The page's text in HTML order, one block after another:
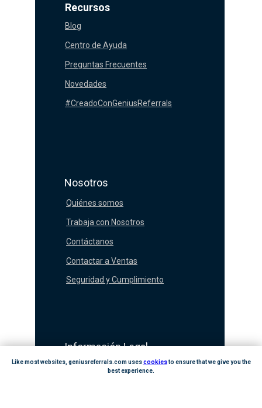
Blog
#CreadoConGeniusReferrals
Novedades
Preguntas Frecuentes
Centro de Ayuda
Recursos
Quiénes somos
Seguridad y Cumplimiento
Contactar a Ventas
Contáctanos
Trabaja con Nosotros
Nosotros
Política de Privacidad
Información Legal
Like most websites, geniusreferrals.com usescookiesto ensure that we give you the
best experience.